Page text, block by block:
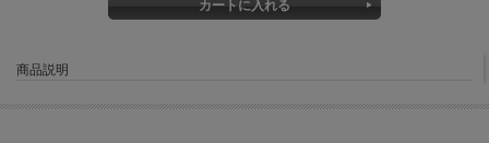
商品説明